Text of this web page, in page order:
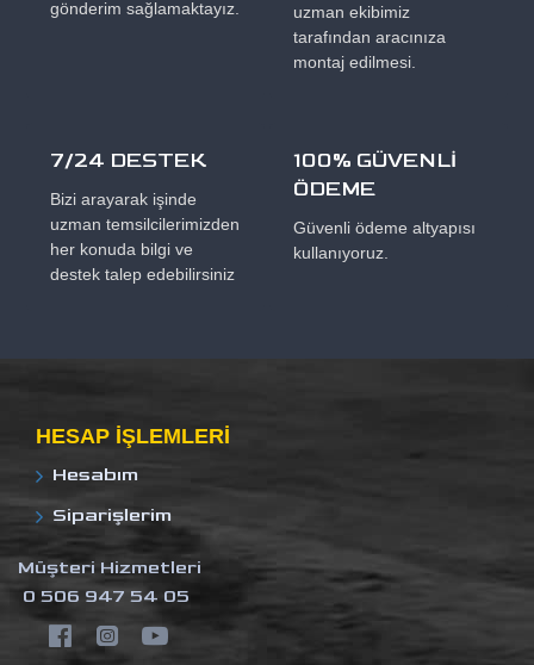
gönderim sağlamaktayız.
uzman ekibimiz
tarafından aracınıza
montaj edilmesi.
7/24 DESTEK
Bizi arayarak işinde
uzman temsilcilerimizden
her konuda bilgi ve
destek talep edebilirsiniz
100% GÜVENLİ
ÖDEME
Güvenli ödeme altyapısı
kullanıyoruz.
HESAP IŞLEMLERI
Hesabım
Siparişlerim
Müşteri Hizmetleri
0 506 947 54 05